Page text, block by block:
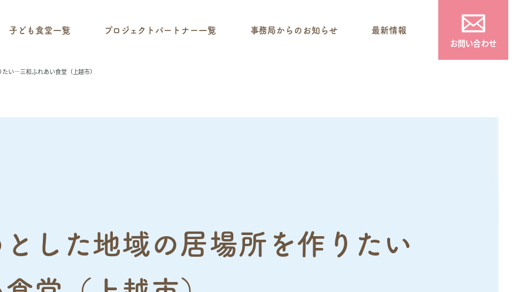
子ども食堂一覧 プロジェクトパートナー一覧 事務局からのお知らせ 最新情報
お問い合わせ
い―三和ふれあい食堂（上越市）
した地域の居場所を作りたい